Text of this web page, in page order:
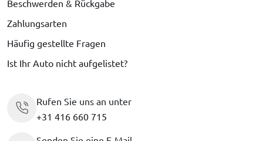
Beschwerden & Rückgabe
Zahlungsarten
Häufig gestellte Fragen
Ist Ihr Auto nicht aufgelistet?
Rufen Sie uns an unter
+31 416 660 715